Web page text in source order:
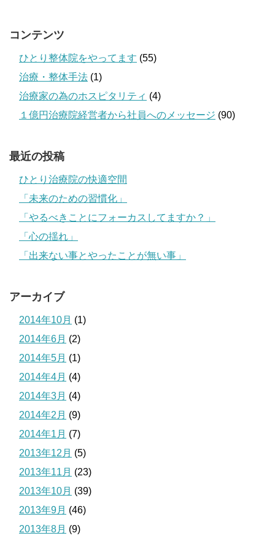
コンテンツ
ひとり整体院をやってます (55)
治療・整体手法 (1)
治療家の為のホスピタリティ (4)
１億円治療院経営者から社員へのメッセージ (90)
最近の投稿
ひとり治療院の快適空間
「未来のための習慣化」
「やるべきことにフォーカスしてますか？」
「心の揺れ」
「出来ない事とやったことが無い事」
アーカイブ
2014年10月 (1)
2014年6月 (2)
2014年5月 (1)
2014年4月 (4)
2014年3月 (4)
2014年2月 (9)
2014年1月 (7)
2013年12月 (5)
2013年11月 (23)
2013年10月 (39)
2013年9月 (46)
2013年8月 (9)